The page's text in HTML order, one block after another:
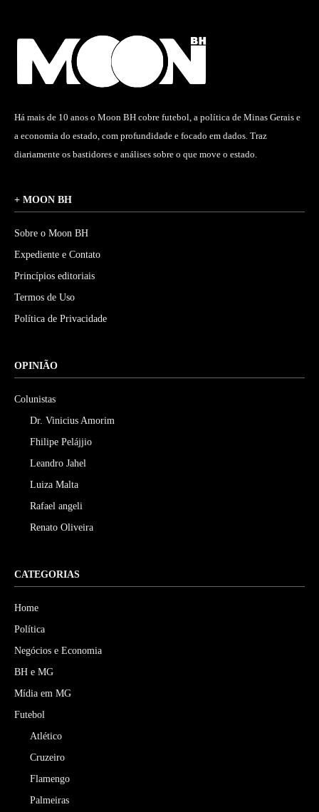
Há mais de 10 anos o Moon BH cobre futebol, a política de Minas Gerais e
a economia do estado, com profundidade e focado em dados. Traz
diariamente os bastidores e análises sobre o que move o estado.
+ MOON BH
Sobre o Moon BH
Expediente e Contato
Princípios editoriais
Termos de Uso
Política de Privacidade
OPINIÃO
Colunistas
Dr. Vinicius Amorim
Fhilipe Pelájjio
Leandro Jahel
Luiza Malta
Rafael angeli
Renato Oliveira
CATEGORIAS
Home
Política
Negócios e Economia
BH e MG
Mídia em MG
Futebol
Atlético
Cruzeiro
Flamengo
Palmeiras